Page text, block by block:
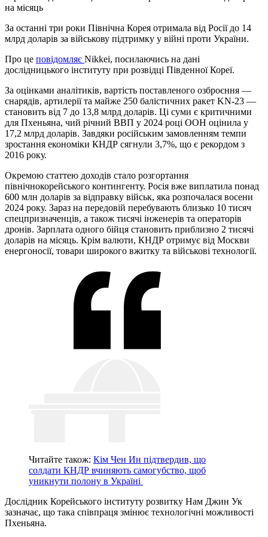
на місяць
За останні три роки Північна Корея отримала від Росії до 14
млрд доларів за військову підтримку у війні проти України.
Про це повідомляє Nikkei, посилаючись на дані
дослідницького інституту при розвідці Південної Кореї.
За оцінками аналітиків, вартість поставленого озброєння —
снарядів, артилерії та майже 250 балістичних ракет KN-23 —
становить від 7 до 13,8 млрд доларів. Ці суми є критичними
для Пхеньяна, чий річний ВВП у 2024 році ООН оцінила у
17,2 млрд доларів. Завдяки російським замовленням темпи
зростання економіки КНДР сягнули 3,7%, що є рекордом з
2016 року.
Окремою статтею доходів стало розгортання
північнокорейського контингенту. Росія вже виплатила понад
600 млн доларів за відправку військ, яка розпочалася восени
2024 року. Зараз на передовій перебувають близько 10 тисяч
спецпризначенців, а також тисячі інженерів та операторів
дронів. Зарплата одного бійця становить приблизно 2 тисячі
доларів на місяць. Крім валюти, КНДР отримує від Москви
енергоносії, товари широкого вжитку та військові технології.
Читайте також: Кім Чен Ин підтвердив, що
солдати КНДР вчиняють самогубство, щоб
уникнути полону в Україні
Дослідник Корейського інституту розвитку Нам Джин Ук
зазначає, що така співпраця змінює технологічні можливості
Пхеньяна.